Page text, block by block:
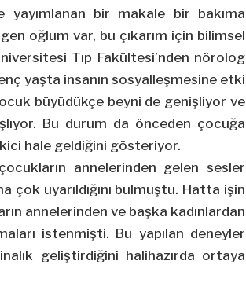
yayımlanan bir makale bir bakıma
oğlum var, bu çıkarım için bilimsel
Tıp Fakültesi’nden nörolog
yaşta insanın sosyalleşmesine etki
büyüdükçe beyni de genişliyor ve
Bu durum da önceden çocuğa
hale geldiğini gösteriyor.
annelerinden gelen sesler
çok uyarıldığını bulmuştu. Hatta işin
annelerinden ve başka kadınlardan
istenmişti. Bu yapılan deneyler
geliştirdiğini halihazırda ortaya